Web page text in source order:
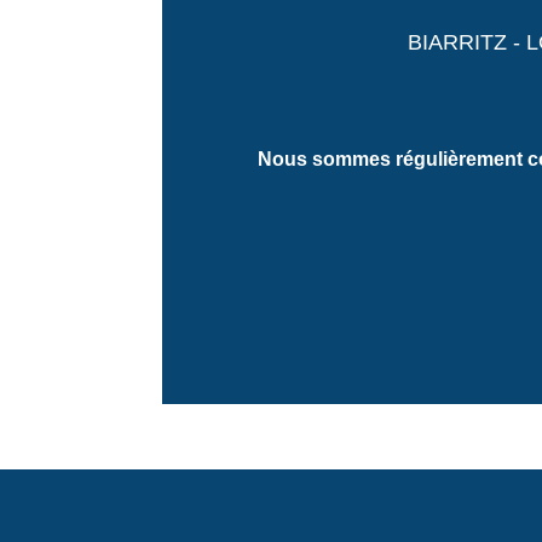
BIARRITZ -
Nous sommes régulièrement